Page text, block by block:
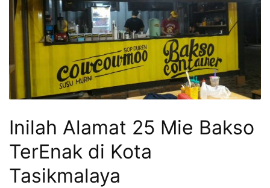
Inilah Alamat 25 Mie Bakso
TerEnak di Kota
Tasikmalaya